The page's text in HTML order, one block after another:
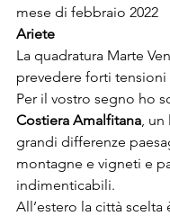
mese di febbraio 2022
Ariete
La quadratura Marte
prevedere forti
Per il vostro segno ho
Costiera Amalfitana, un
grandi differenze
montagne e vigneti e
indimenticabili.
All’estero la città scelta